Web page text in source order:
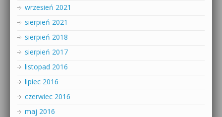
wrzesień 2021
sierpień 2021
sierpień 2018
sierpień 2017
listopad 2016
lipiec 2016
czerwiec 2016
maj 2016